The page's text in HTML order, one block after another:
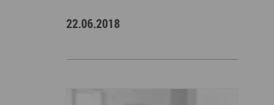
Strategie
22.06.2018